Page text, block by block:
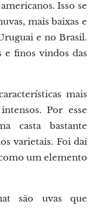
Isso se
mais baixas e
e no Brasil.
e finos vindos das
mais
Por esse
casta bastante
varietais. Foi daí
um elemento
são uvas que